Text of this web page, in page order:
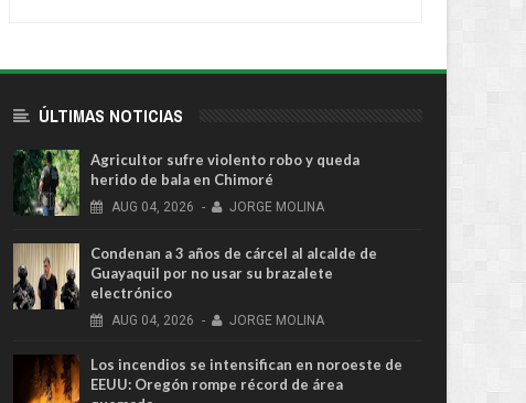
ÚLTIMAS NOTICIAS
Agricultor sufre violento robo y queda
herido de bala en Chimoré
AUG 04, 2026 - JORGE MOLINA
Condenan a 3 años de cárcel al alcalde de
Guayaquil por no usar su brazalete
electrónico
AUG 04, 2026 - JORGE MOLINA
Los incendios se intensifican en noroeste de
EEUU: Oregón rompe récord de área